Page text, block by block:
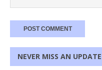
NEVER MISS AN UPDATE